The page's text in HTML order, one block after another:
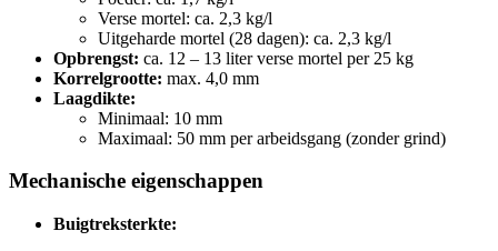
Verse mortel: ca. 2,3 kg/l
Uitgeharde mortel (28 dagen): ca. 2,3 kg/l
Opbrengst: ca. 12 – 13 liter verse mortel per 25 kg
Korrelgrootte: max. 4,0 mm
Laagdikte:
Minimaal: 10 mm
Maximaal: 50 mm per arbeidsgang (zonder grind)
Mechanische eigenschappen
Buigtreksterkte: